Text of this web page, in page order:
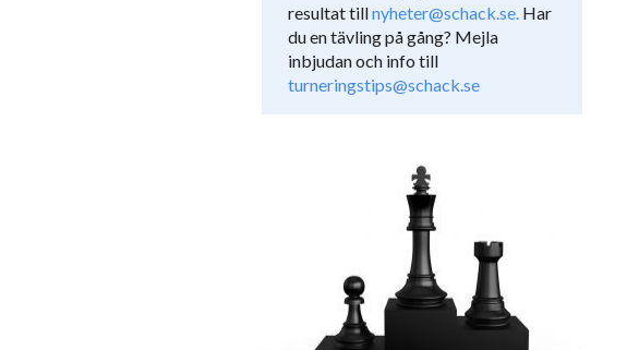
resultat tillnyheter@schack.se. Har
du en tävling på gång? Mejla
inbjudan och info till
turneringstips@schack.se